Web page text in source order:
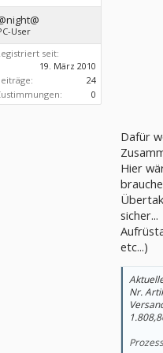
User
seit:
19. März 2010
24
0
Dafür
Hier
sicher...
etc...)
Nr.